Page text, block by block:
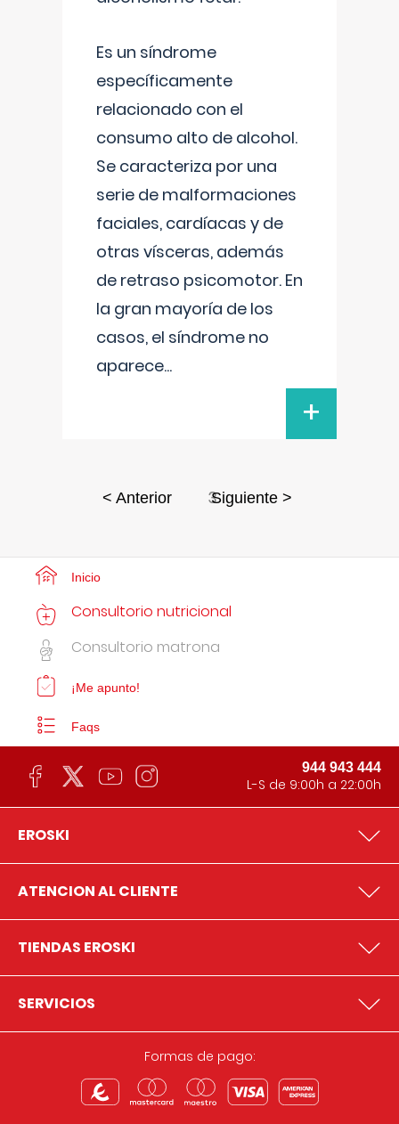
Es un síndrome
específicamente
relacionado con el
consumo alto de alcohol.
Se caracteriza por una
serie de malformaciones
faciales, cardíacas y de
otras vísceras, además
de retraso psicomotor. En
la gran mayoría de los
casos, el síndrome no
aparece...
+
< Anterior 3Siguiente >
Inicio
Consultorio nutricional
Consultorio matrona
¡Me apunto!
Faqs
944 943 444
L-S de 9:00h a 22:00h
EROSKI
ATENCION AL CLIENTE
TIENDAS EROSKI
SERVICIOS
Formas de pago: